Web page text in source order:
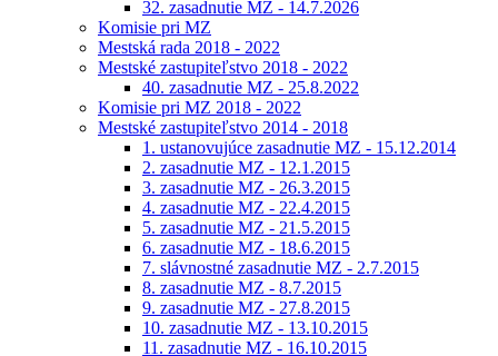
32. zasadnutie MZ - 14.7.2026
Komisie pri MZ
Mestská rada 2018 - 2022
Mestské zastupiteľstvo 2018 - 2022
40. zasadnutie MZ - 25.8.2022
Komisie pri MZ 2018 - 2022
Mestské zastupiteľstvo 2014 - 2018
1. ustanovujúce zasadnutie MZ - 15.12.2014
2. zasadnutie MZ - 12.1.2015
3. zasadnutie MZ - 26.3.2015
4. zasadnutie MZ - 22.4.2015
5. zasadnutie MZ - 21.5.2015
6. zasadnutie MZ - 18.6.2015
7. slávnostné zasadnutie MZ - 2.7.2015
8. zasadnutie MZ - 8.7.2015
9. zasadnutie MZ - 27.8.2015
10. zasadnutie MZ - 13.10.2015
11. zasadnutie MZ - 16.10.2015